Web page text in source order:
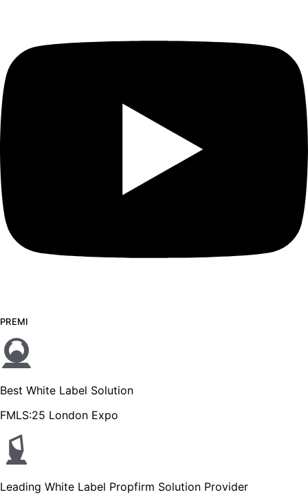
PREMI
Best White Label Solution
FMLS:25 London Expo
Leading White Label Propfirm Solution Provider